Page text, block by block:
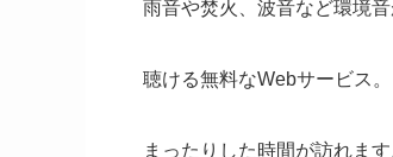
雨音や焚火、波音など環境
聴ける無料なWebサービス。
まったりした時間が訪れます